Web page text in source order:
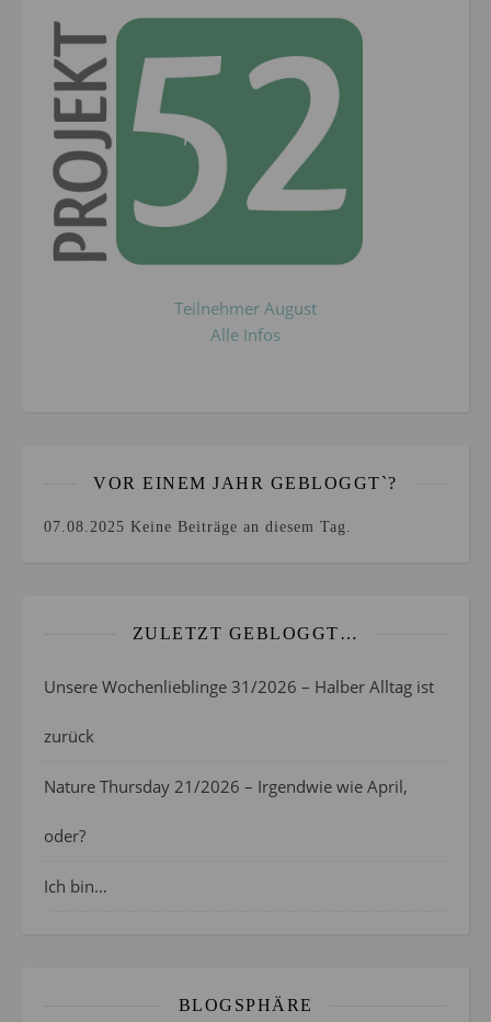
Teilnehmer August
Alle Infos
VOR EINEM JAHR GEBLOGGT`?
07.08.2025 Keine Beiträge an diesem Tag.
ZULETZT GEBLOGGT…
Unsere Wochenlieblinge 31/2026 – Halber Alltag ist
zurück
Nature Thursday 21/2026 – Irgendwie wie April,
oder?
Ich bin…
BLOGSPHÄRE